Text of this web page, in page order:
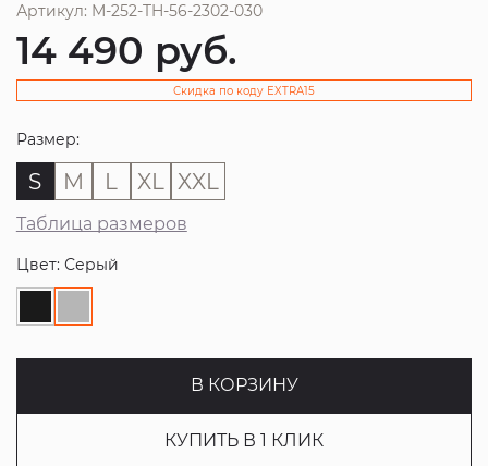
Артикул: M-252-TH-56-2302-030
14 490 руб.
Скидка по коду EXTRA15
Размер:
S M L XL XXL
Таблица размеров
Цвет: Серый
В КОРЗИНУ
КУПИТЬ В 1 КЛИК